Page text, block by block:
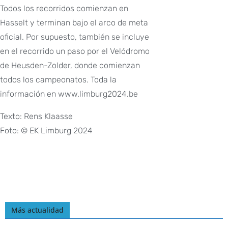
Todos los recorridos comienzan en
Hasselt y terminan bajo el arco de meta
oficial. Por supuesto, también se incluye
en el recorrido un paso por el Velódromo
de Heusden-Zolder, donde comienzan
todos los campeonatos. Toda la
información en www.limburg2024.be
Texto: Rens Klaasse
Foto: © EK Limburg 2024
Más actualidad